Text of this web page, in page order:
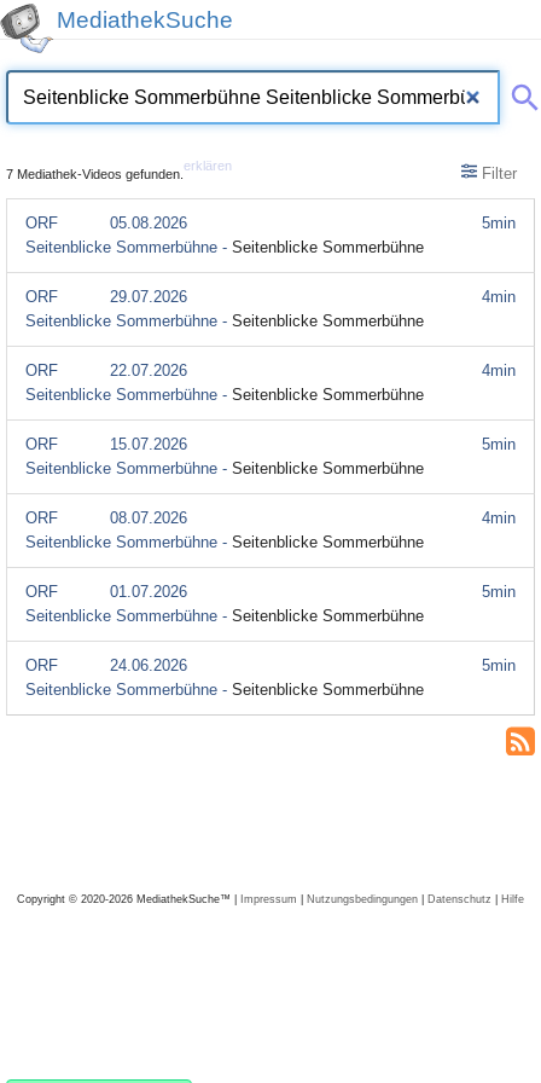
MediathekSuche
7 Mediathek-Videos gefunden.
erklären Filter
5min
ORF
05.08.2026
Seitenblicke Sommerbühne - Seitenblicke Sommerbühne
4min
ORF
29.07.2026
Seitenblicke Sommerbühne - Seitenblicke Sommerbühne
4min
ORF
22.07.2026
Seitenblicke Sommerbühne - Seitenblicke Sommerbühne
5min
ORF
15.07.2026
Seitenblicke Sommerbühne - Seitenblicke Sommerbühne
4min
ORF
08.07.2026
Seitenblicke Sommerbühne - Seitenblicke Sommerbühne
5min
ORF
01.07.2026
Seitenblicke Sommerbühne - Seitenblicke Sommerbühne
5min
ORF
24.06.2026
Seitenblicke Sommerbühne - Seitenblicke Sommerbühne
Copyright © 2020-2026 MediathekSuche™ | Impressum | Nutzungsbedingungen | Datenschutz | Hilfe